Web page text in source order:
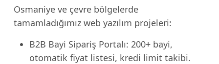
Osmaniye ve çevre bölgelerde
tamamladığımız web yazılım projeleri:
B2B Bayi Sipariş Portalı: 200+ bayi,
otomatik fiyat listesi, kredi limit takibi.